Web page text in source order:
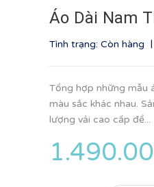
Áo Dài Nam
Tình trạng: Còn hàng |
Tổng hợp những mẫu
màu sắc khác nhau.
lượng vải cao cấp để...